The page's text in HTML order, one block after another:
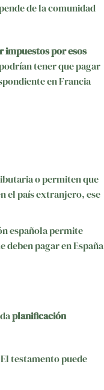
de la comunidad
impuestos por esos
tener que pagar
en Francia
o permiten que
el país extranjero, ese
española permite
deben pagar en España
planificación
testamento puede